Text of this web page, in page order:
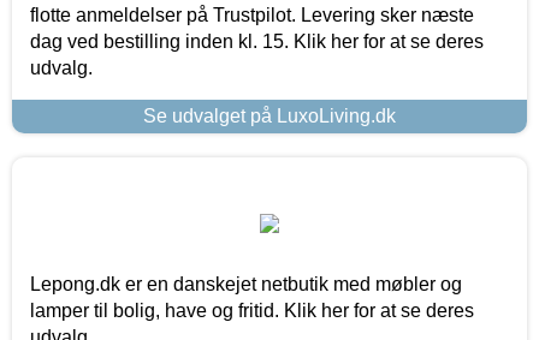
flotte anmeldelser på Trustpilot. Levering sker næste
dag ved bestilling inden kl. 15. Klik her for at se deres
udvalg.
Se udvalget på LuxoLiving.dk
Lepong.dk er en danskejet netbutik med møbler og
lamper til bolig, have og fritid. Klik her for at se deres